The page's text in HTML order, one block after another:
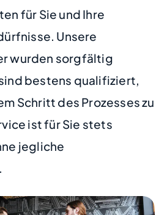
für Sie und Ihre
Unsere
wurden sorgfältig
bestens qualifiziert,
Schritt des Prozesses zu
ist für Sie stets
jegliche